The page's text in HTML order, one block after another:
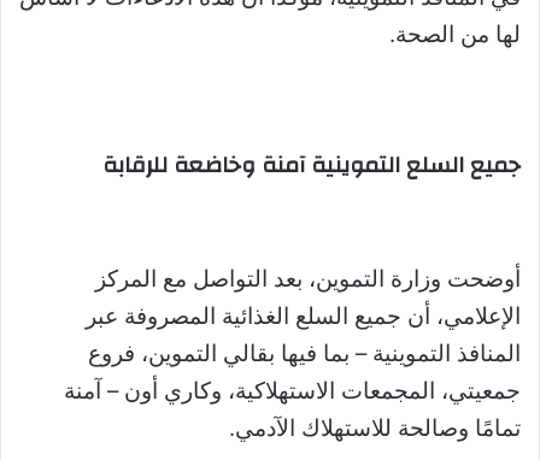
لها من الصحة.
جميع السلع التموينية آمنة وخاضعة للرقابة
أوضحت وزارة التموين، بعد التواصل مع المركز
الإعلامي، أن جميع السلع الغذائية المصروفة عبر
المنافذ التموينية – بما فيها بقالي التموين، فروع
جمعيتي، المجمعات الاستهلاكية، وكاري أون – آمنة
تمامًا وصالحة للاستهلاك الآدمي.